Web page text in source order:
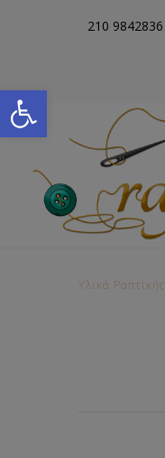
Open toolbar
210 9842836
Υλικά Ραπτικής